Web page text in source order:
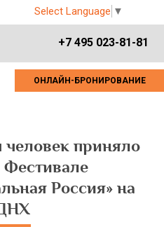
Select Language ▼
+7 495 023-81-81
ОНЛАЙН-БРОНИРОВАНИЕ
человек приняло
Фестивале
Россия» на